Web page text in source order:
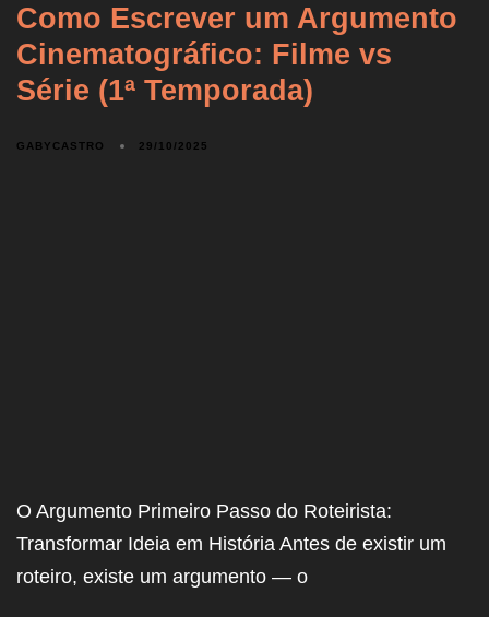
Como Escrever um Argumento
Cinematográfico: Filme vs
Série (1ª Temporada)
GABYCASTRO 29/10/2025
O Argumento Primeiro Passo do Roteirista:
Transformar Ideia em História Antes de existir um
roteiro, existe um argumento — o